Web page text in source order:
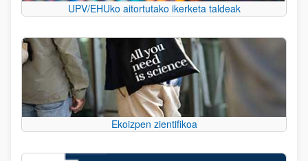
UPV/EHUko aitortutako ikerketa taldeak
Ekoizpen zientifikoa